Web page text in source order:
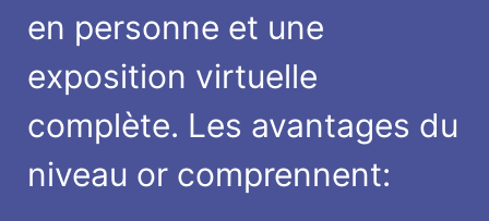
en personne et une
exposition virtuelle
complète. Les avantages du
niveau or comprennent: